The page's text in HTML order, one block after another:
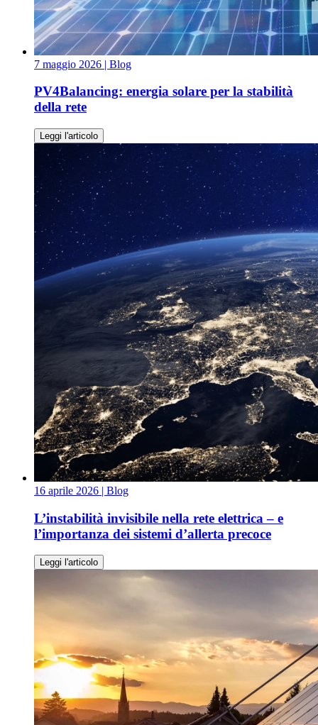
7 maggio 2026 | Blog
PV4Balancing: energia solare per la stabilità
della rete
Leggi l'articolo
16 aprile 2026 | Blog
L’instabilità invisibile nella rete elettrica – e
l’importanza dei sistemi d’allerta precoce
Leggi l'articolo